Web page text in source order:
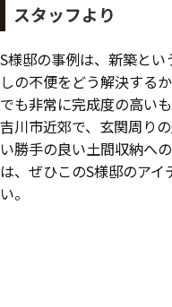
スタッフより
S様邸の事例は、新築と
しの不便をどう解決する
でも非常に完成度の高いも
吉川市近郊で、玄関周り
い勝手の良い土間収納へ
は、ぜひこのS様邸のア
い。